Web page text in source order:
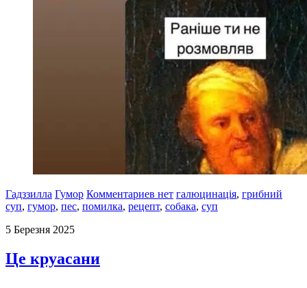
Гадззилла Гумор Комментариев нет галюцинація, грибний
суп, гумор, пес, помилка, рецепт, собака, суп
5 Березня 2025
Це круасани